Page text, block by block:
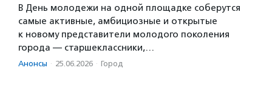
В День молодежи на одной площадке соберутся
самые активные, амбициозные и открытые
к новому представители молодого поколения
города — старшеклассники,…
Анонсы · 25.06.2026 · Город